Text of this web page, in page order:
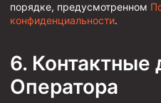
Муфта БТС 168
Муфта БТС 146
Муфта ОТТМ 245
порядке, предусмотренном
конфиденциальности.
Контактные
Оператора